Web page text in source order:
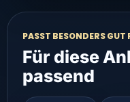
PASST BESONDERS GUT
Für diese
passend